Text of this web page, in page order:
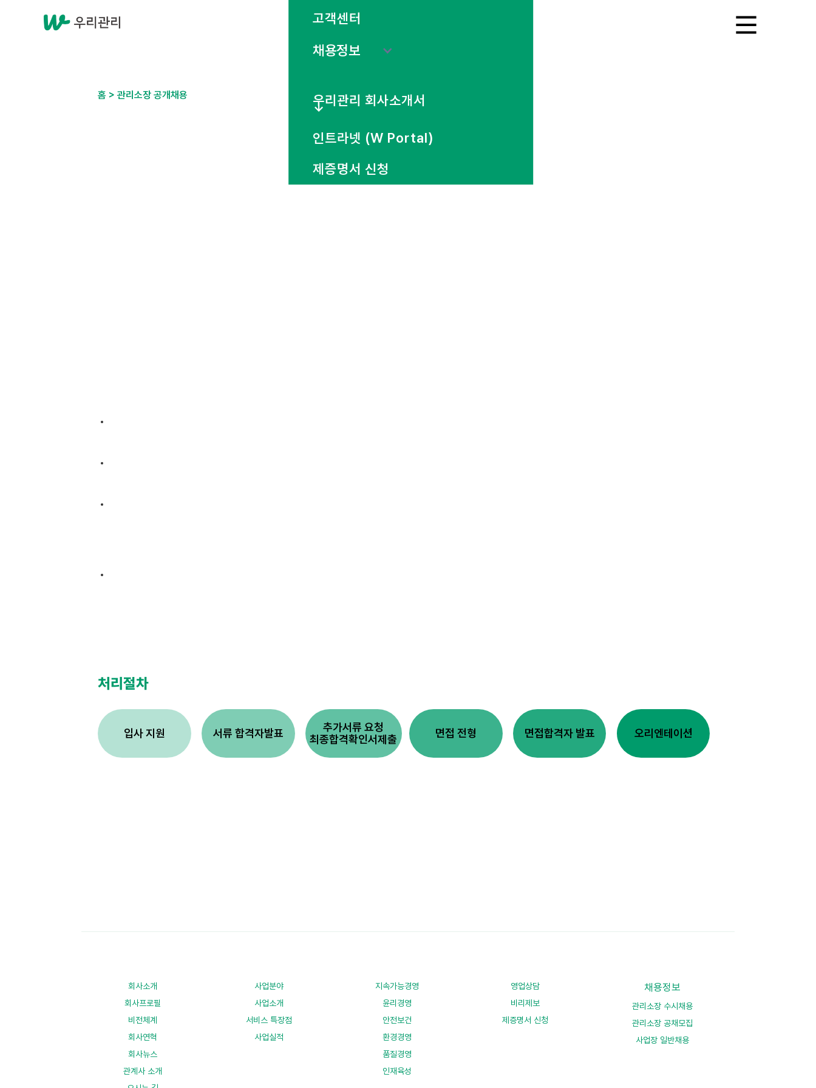
고객센터
채용정보
우리관리 회사소개서
↓
인트라넷 (W Portal)
제증명서 신청
홈 > 관리소장 공개채용
처리절차
입사 지원 서류 합격자발표
추가서류 요청
최종합격확인서제출
면접 전형 면접합격자 발표 오리엔테이션
회사소개
회사프로필
비전체계
회사연혁
회사뉴스
관계사 소개
사업분야
사업소개
서비스 특장점
사업실적
지속가능경영
윤리경영
안전보건
환경경영
품질경영
인재육성
영업상담
비리제보
제증명서 신청
채용정보
관리소장 수시채용
관리소장 공채모집
사업장 일반채용